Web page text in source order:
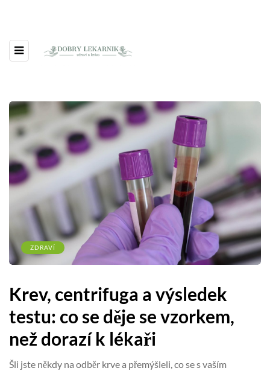
ZDRAVÍ
Krev, centrifuga a výsledek
testu: co se děje se vzorkem,
než dorazí k lékaři
Šli jste někdy na odběr krve a přemýšleli, co se s vaším